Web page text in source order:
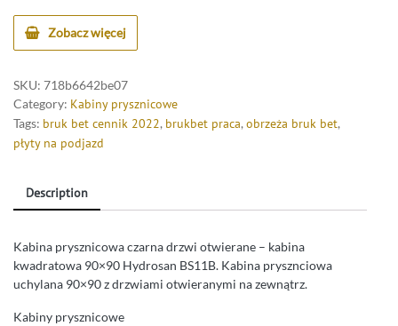
Zobacz więcej
SKU: 718b6642be07
Category: Kabiny prysznicowe
Tags: bruk bet cennik 2022, brukbet praca, obrzeża bruk bet,
płyty na podjazd
Description
Kabina prysznicowa czarna drzwi otwierane – kabina
kwadratowa 90×90 Hydrosan BS11B. Kabina prysznciowa
uchylana 90×90 z drzwiami otwieranymi na zewnątrz.
Kabiny prysznicowe